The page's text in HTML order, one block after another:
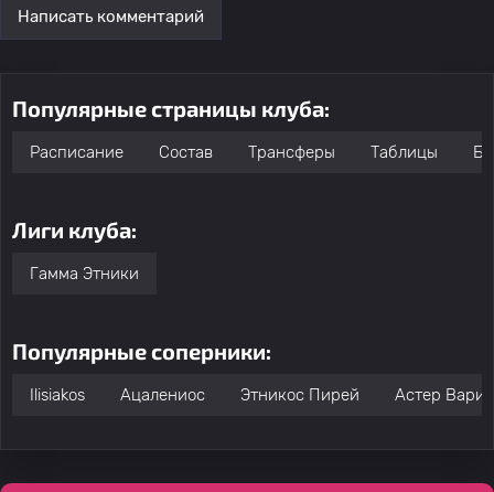
Написать комментарий
Популярные страницы клуба:
Расписание Состав Трансферы Таблицы
Лиги клуба:
Гамма Этники
Популярные соперники:
Ilisiakos Ацалениос Этникос Пирей Астер Варис